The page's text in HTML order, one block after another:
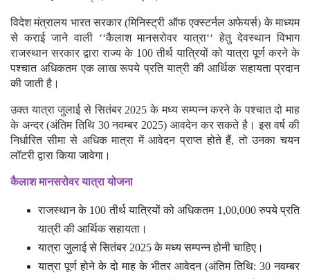
विदेश मंत्रालय भारत सरकार (मिनिस्ट्री ऑफ एक्स्टर्नल अफेयर्स) के माध्यम
से कराई जाने वाली ‘‘कैलाश मानसरोवर यात्रा‘‘ हेतु देवस्थान विभाग
राजस्थान सरकार द्वारा राज्य के 100 तीर्थ यात्रियों को यात्रा पूर्ण करने के
पश्चात अधिकतम एक लाख रूपये प्रति यात्री की आर्थिक सहायता प्रदान
की जाती है।
उक्त यात्रा जुलाई से सितंबर 2025 के मध्य सम्पन्न करने के पश्चात दो माह
के अन्दर (अंतिम तिथि 30 नवम्बर 2025) आवदेन कर सकते है। इस वर्ष की
निर्धारित सीमा से अधिक मात्रा में आवेदन प्राप्त होते हैं, तो उनका चयन
लॉटरी द्वारा किया जावेगा।
कैलाश मानसरोवर यात्रा योजना
यात्री की आर्थिक सहायता।
यात्रा जुलाई से सितंबर 2025 के मध्य सम्पन्न होनी चाहिए।
यात्रा पूर्ण होने के दो माह के भीतर आवेदन (अंतिम तिथि: 30 नवम्बर
2025) संबंधित सहायक आयुक्त, देवस्थान विभाग कार्यालय में जमा